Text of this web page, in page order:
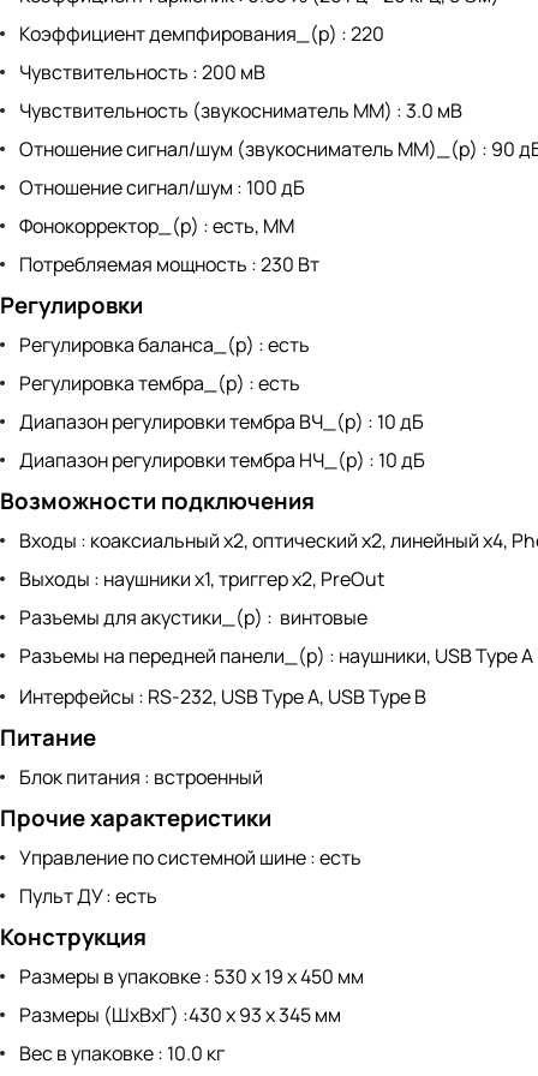
Коэффициент демпфирования_(р) : 220
Чувствительность : 200 мВ
Чувствительность (звукосниматель MM) : 3.0 мВ
Отношение сигнал/шум (звукосниматель MM)_(р) : 90
Отношение сигнал/шум : 100 дБ
Фонокорректор_(р) : есть, MM
Потребляемая мощность : 230 Вт
Регулировки
Регулировка баланса_(р) : есть
Регулировка тембра_(р) : есть
Диапазон регулировки тембра ВЧ_(р) : 10 дБ
Диапазон регулировки тембра НЧ_(р) : 10 дБ
Возможности подключения
Входы : коаксиальный x2, оптический x2, линейный x4,
Выходы : наушники x1, триггер x2, PreOut
Разъемы для акустики_(р) : винтовые
Разъемы на передней панели_(р) : наушники, USB Type A
Интерфейсы : RS-232, USB Type A, USB Type B
Питание
Блок питания : встроенный
Прочие характеристики
Управление по системной шине : есть
Пульт ДУ : есть
Конструкция
Размеры в упаковке : 530 x 19 x 450 мм
Размеры (ШхВхГ) :430 x 93 x 345 мм
Вес в упаковке : 10.0 кг